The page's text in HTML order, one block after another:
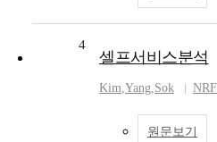
4
셀프서비스분석
Kim,Yang,Sok
원문보기